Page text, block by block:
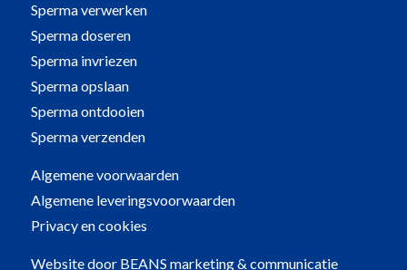
Sperma verwerken
Sperma doseren
Sperma invriezen
Sperma opslaan
Sperma ontdooien
Sperma verzenden
Algemene voorwaarden
Algemene leveringsvoorwaarden
Privacy en cookies
Website door BEANS marketing & communicatie